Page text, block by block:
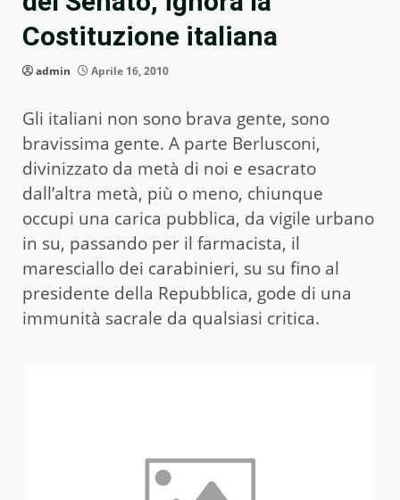
Costituzione italiana
admin Aprile 16, 2010
Gli italiani non sono brava gente, sono
bravissima gente. A parte Berlusconi,
divinizzato da metà di noi e esacrato
dall’altra metà, più o meno, chiunque
occupi una carica pubblica, da vigile urbano
in su, passando per il farmacista, il
maresciallo dei carabinieri, su su fino al
presidente della Repubblica, gode di una
immunità sacrale da qualsiasi critica.